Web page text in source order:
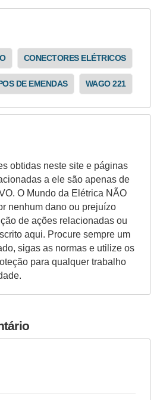
CONECTORES ELÉTRICOS
DE EMENDAS WAGO 221
obtidas neste site e páginas
a ele são apenas de
O Mundo da Elétrica NÃO
nenhum dano ou prejuízo
de ações relacionadas ou
aqui. Procure sempre um
sigas as normas e utilize os
para qualquer trabalho